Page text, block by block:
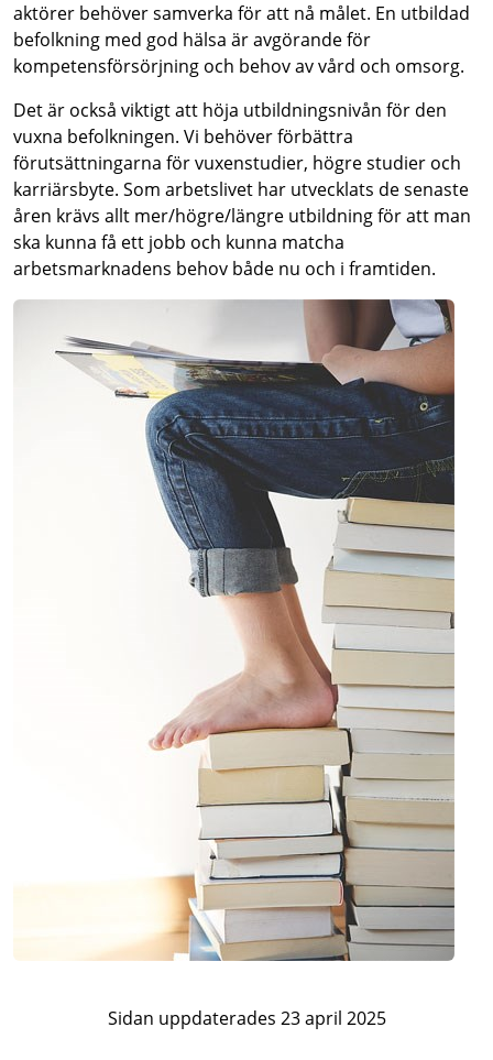
aktörer behöver samverka för att nå målet. En utbildad
befolkning med god hälsa är avgörande för
kompetensförsörjning och behov av vård och omsorg.
Det är också viktigt att höja utbildningsnivån för den
vuxna befolkningen. Vi behöver förbättra
förutsättningarna för vuxenstudier, högre studier och
karriärsbyte. Som arbetslivet har utvecklats de senaste
åren krävs allt mer/högre/längre utbildning för att man
ska kunna få ett jobb och kunna matcha
arbetsmarknadens behov både nu och i framtiden.
Sidan uppdaterades 23 april 2025